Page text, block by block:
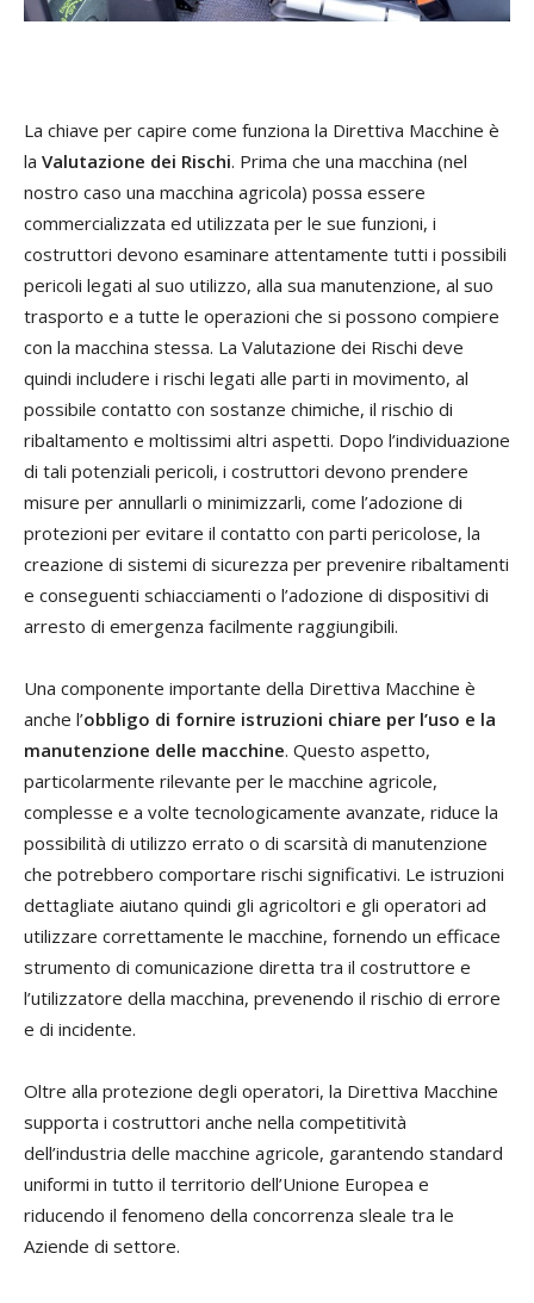
La chiave per capire come funziona la Direttiva Macchine è
la Valutazione dei Rischi. Prima che una macchina (nel
nostro caso una macchina agricola) possa essere
commercializzata ed utilizzata per le sue funzioni, i
costruttori devono esaminare attentamente tutti i possibili
pericoli legati al suo utilizzo, alla sua manutenzione, al suo
trasporto e a tutte le operazioni che si possono compiere
con la macchina stessa. La Valutazione dei Rischi deve
quindi includere i rischi legati alle parti in movimento, al
possibile contatto con sostanze chimiche, il rischio di
ribaltamento e moltissimi altri aspetti. Dopo l’individuazione
di tali potenziali pericoli, i costruttori devono prendere
misure per annullarli o minimizzarli, come l’adozione di
protezioni per evitare il contatto con parti pericolose, la
creazione di sistemi di sicurezza per prevenire ribaltamenti
e conseguenti schiacciamenti o l’adozione di dispositivi di
arresto di emergenza facilmente raggiungibili.
Una componente importante della Direttiva Macchine è
anche l’obbligo di fornire istruzioni chiare per l’uso e la
manutenzione delle macchine. Questo aspetto,
particolarmente rilevante per le macchine agricole,
complesse e a volte tecnologicamente avanzate, riduce la
possibilità di utilizzo errato o di scarsità di manutenzione
che potrebbero comportare rischi significativi. Le istruzioni
dettagliate aiutano quindi gli agricoltori e gli operatori ad
utilizzare correttamente le macchine, fornendo un efficace
strumento di comunicazione diretta tra il costruttore e
l’utilizzatore della macchina, prevenendo il rischio di errore
e di incidente.
Oltre alla protezione degli operatori, la Direttiva Macchine
supporta i costruttori anche nella competitività
dell’industria delle macchine agricole, garantendo standard
uniformi in tutto il territorio dell’Unione Europea e
riducendo il fenomeno della concorrenza sleale tra le
Aziende di settore.